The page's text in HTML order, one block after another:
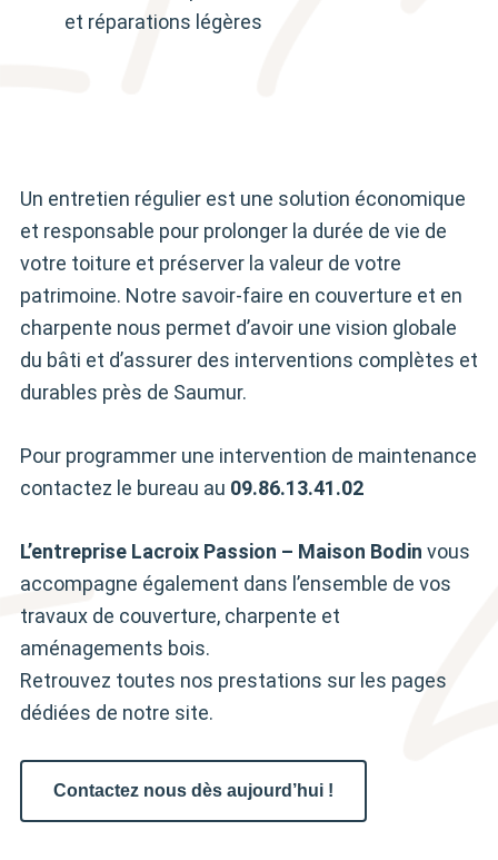
et réparations légères
Un entretien régulier est une solution économique
et responsable pour prolonger la durée de vie de
votre toiture et préserver la valeur de votre
patrimoine. Notre savoir-faire en couverture et en
charpente nous permet d’avoir une vision globale
du bâti et d’assurer des interventions complètes et
durables près de Saumur.
Pour programmer une intervention de maintenance
contactez le bureau au 09.86.13.41.02
L’entreprise Lacroix Passion – Maison Bodin vous
accompagne également dans l’ensemble de vos
travaux de couverture, charpente et
aménagements bois.
Retrouvez toutes nos prestations sur les pages
dédiées de notre site.
Contactez nous dès aujourd’hui !